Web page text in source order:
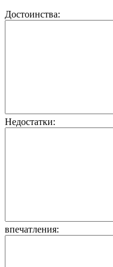
Достоинства:
Недостатки:
впечатления: